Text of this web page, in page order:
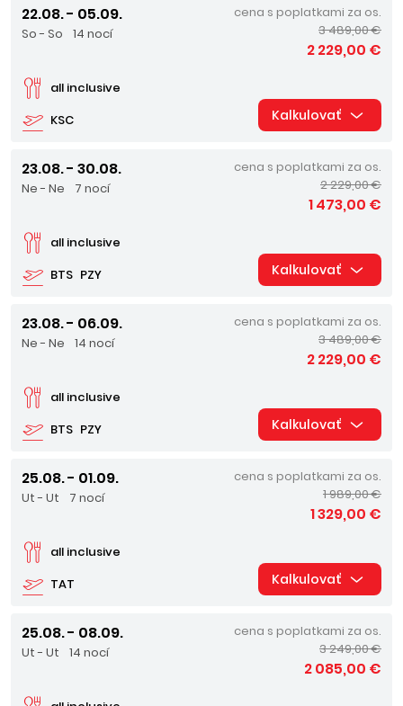
22.08. - 05.09.
So - So 14 nocí
KSC
all inclusive
cena s poplatkami za os.
3 489,00 €
2 229,00 €
Kalkulovať
23.08. - 30.08.
Ne - Ne 7 nocí
BTS PZY
all inclusive
cena s poplatkami za os.
2 229,00 €
1 473,00 €
Kalkulovať
23.08. - 06.09.
Ne - Ne 14 nocí
BTS PZY
all inclusive
cena s poplatkami za os.
3 489,00 €
2 229,00 €
Kalkulovať
25.08. - 01.09.
Ut - Ut 7 nocí
TAT
all inclusive
cena s poplatkami za os.
1 989,00 €
1 329,00 €
Kalkulovať
25.08. - 08.09.
Ut - Ut 14 nocí
cena s poplatkami za os.
3 249,00 €
2 085,00 €